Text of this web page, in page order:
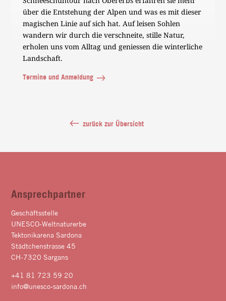
über die Entstehung der Alpen und was es mit dieser
magischen Linie auf sich hat. Auf leisen Sohlen
wandern wir durch die verschneite, stille Natur,
erholen uns vom Alltag und geniessen die winterliche
Landschaft.
Termine und Anmeldung
zurück zur Übersicht
Ansprechpartner
Geschäftsstelle
UNESCO-Weltnaturerbe
Tektonikarena Sardona
Städtchenstrasse 45
CH-7320 Sargans
+41 81 723 59 20
info@unesco-sardona.ch